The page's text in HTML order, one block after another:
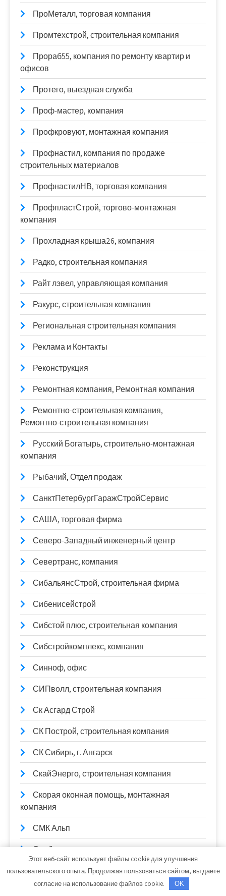
ПроМеталл, торговая компания
Промтехстрой, строительная компания
Прораб55, компания по ремонту квартир и
офисов
Протего, выездная служба
Проф-мастер, компания
Профкровуют, монтажная компания
Профнастил, компания по продаже
строительных материалов
ПрофнастилНВ, торговая компания
ПрофпластСтрой, торгово-монтажная
компания
Прохладная крыша26, компания
Радко, строительная компания
Райт лэвел, управляющая компания
Ракурс, строительная компания
Региональная строительная компания
Реклама и Контакты
Реконструкция
Ремонтная компания, Ремонтная компания
Ремонтно-строительная компания,
Ремонтно-строительная компания
Русский Богатырь, строительно-монтажная
компания
Рыбачий, Отдел продаж
СанктПетербургГаражСтройСервис
САША, торговая фирма
Северо-Западный инженерный центр
Севертранс, компания
СибальянсСтрой, строительная фирма
Сибенисейстрой
Сибстой плюс, строительная компания
Сибстройкомплекс, компания
Синноф, офис
СИПволл, строительная компания
Ск Асгард Строй
СК Построй, строительная компания
СК Сибирь, г. Ангарск
СкайЭнерго, строительная компания
Скорая оконная помощь, монтажная
компания
СМК Альп
Снабгрупп
Современный дом тепла,
производственный цех
Этот веб-сайт использует файлы cookie для улучшения
пользовательского опыта. Продолжая пользоваться сайтом, вы даете
согласие на использование файлов cookie.
OK